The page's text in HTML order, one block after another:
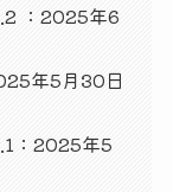
：2025年6
年5月30日
：2025年5